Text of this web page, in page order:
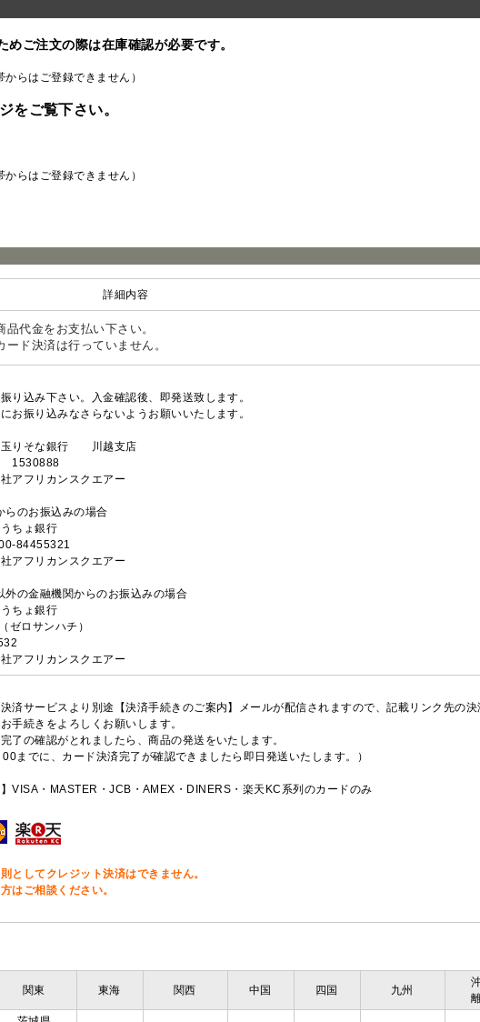
ご注文の際は在庫確認が必要です。
らはご登録できません）
をご覧下さい。
らはご登録できません）
内容
品代金をお支払い下さい。
ード決済は行っていません。
り込み下さい。入金確認後、即発送致します。
お振り込みなさらないようお願いいたします。
りそな銀行 川越支店
1530888
アフリカンスクエアー
らのお振込みの場合
ちょ銀行
84455321
アフリカンスクエアー
外の金融機関からのお振込みの場合
ちょ銀行
ロサンハチ）
アフリカンスクエアー
済サービスより別途【決済手続きのご案内】メールが配信されますので、記載リンク先の決
手続きをよろしくお願いします。
了の確認がとれましたら、商品の発送をいたします。
00までに、カード決済完了が確認できましたら即日発送いたします。）
】VISA・MASTER・JCB・AMEX・DINERS・楽天KC系列のカードのみ
としてクレジット決済はできません。
はご相談ください。
関東 東海 関西 中国 四国 九州